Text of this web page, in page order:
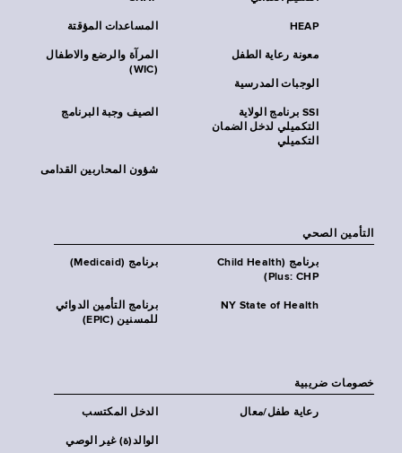
المساعدات المؤقتة HEAP
المرآة والرضع والاطفال
(WIC)
معونة رعاية الطفل
الوجبات المدرسية
الصيف وجبة البرنامج
SSI برنامج الولاية
التكميلي لدخل الضمان
التكميلي
شؤون المحاربين القدامى
التأمين الصحي
برنامج (Medicaid)
برنامج (Child Health
Plus: CHP)
برنامج التأمين الدوائي
للمسنين (EPIC)
NY State of Health
خصومات ضريبية
الدخل المكتسب رعاية طفل/معال
الوالد(ة) غير الوصي